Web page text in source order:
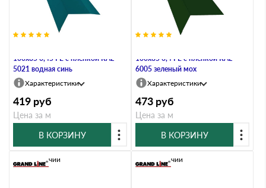
100х85 0,45 PE с пленкой RAL
5021 водная синь
Характеристики
419 руб
Цена за м
В КОРЗИНУ
100х85 0,4 PE с пленкой RAL
6005 зеленый мох
Характеристики
473 руб
Цена за м
В КОРЗИНУ
В наличии В наличии